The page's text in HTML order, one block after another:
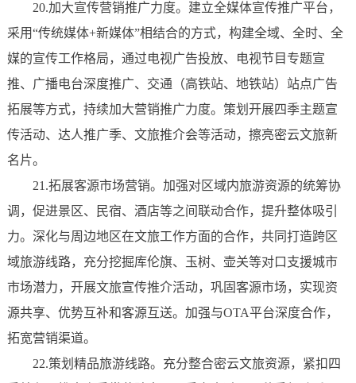
20.加大宣传营销推广力度。建立全媒体宣传推广平台，
采用“传统媒体+新媒体”相结合的方式，构建全域、全时、全
媒的宣传工作格局，通过电视广告投放、电视节目专题宣
推、广播电台深度推广、交通（高铁站、地铁站）站点广告
拓展等方式，持续加大营销推广力度。策划开展四季主题宣
传活动、达人推广季、文旅推介会等活动，擦亮密云文旅新
名片。
21.拓展客源市场营销。加强对区域内旅游资源的统筹协
调，促进景区、民宿、酒店等之间联动合作，提升整体吸引
力。深化与周边地区在文旅工作方面的合作，共同打造跨区
域旅游线路，充分挖掘库伦旗、玉树、壶关等对口支援城市
市场潜力，开展文旅宣传推介活动，巩固客源市场，实现资
源共享、优势互补和客源互送。加强与OTA平台深度合作，
拓宽营销渠道。
22.策划精品旅游线路。充分整合密云文旅资源，紧扣四